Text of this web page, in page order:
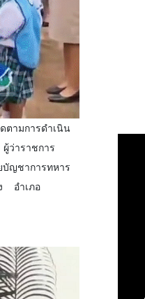
ว่าราชการ
ญชาการทหาร
อำเภอ